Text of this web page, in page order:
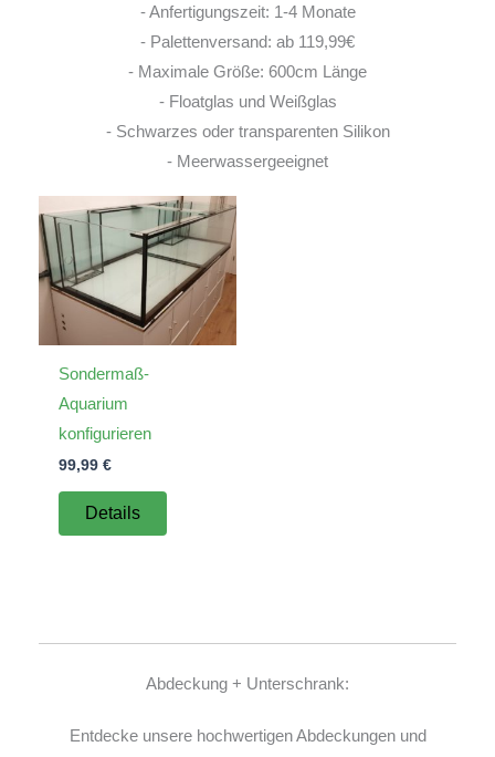
- Anfertigungszeit: 1-4 Monate
- Palettenversand: ab 119,99€
- Maximale Größe: 600cm Länge
- Floatglas und Weißglas
- Schwarzes oder transparenten Silikon
- Meerwassergeeignet
Sondermaß-
Aquarium
konfigurieren
99,99 €
Details
Abdeckung + Unterschrank:
Entdecke unsere hochwertigen Abdeckungen und